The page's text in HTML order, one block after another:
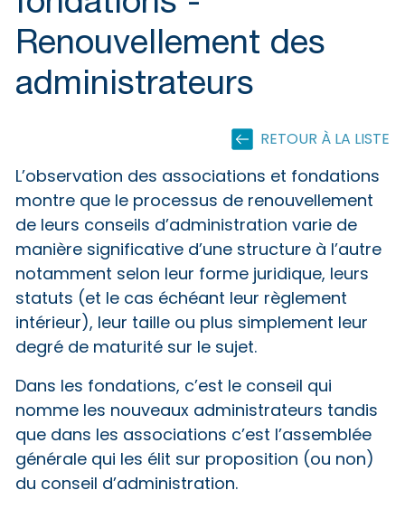
Renouvellement des
administrateurs
RETOUR À LA LISTE
L’observation des associations et fondations
montre que le processus de renouvellement
de leurs conseils d’administration varie de
manière significative d’une structure à l’autre
notamment selon leur forme juridique, leurs
statuts (et le cas échéant leur règlement
intérieur), leur taille ou plus simplement leur
degré de maturité sur le sujet.
Dans les fondations, c’est le conseil qui
nomme les nouveaux administrateurs tandis
que dans les associations c’est l’assemblée
générale qui les élit sur proposition (ou non)
du conseil d’administration.